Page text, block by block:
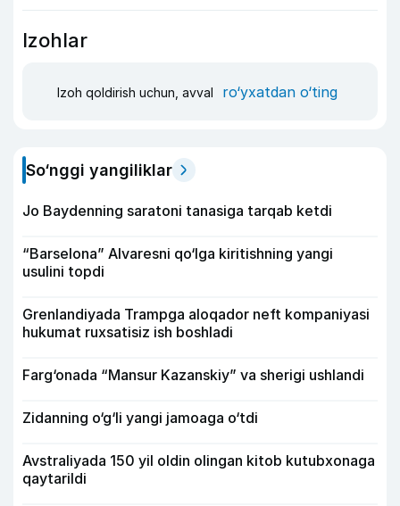
Izohlar
Izoh qoldirish uchun, avval ro‘yxatdan o‘ting
So‘nggi yangiliklar
Jo Baydenning saratoni tanasiga tarqab ketdi
“Barselona” Alvaresni qo‘lga kiritishning yangi
usulini topdi
Grenlandiyada Trampga aloqador neft kompaniyasi
hukumat ruxsatisiz ish boshladi
Farg‘onada “Mansur Kazanskiy” va sherigi ushlandi
Zidanning o‘g‘li yangi jamoaga o‘tdi
Avstraliyada 150 yil oldin olingan kitob kutubxonaga
qaytarildi